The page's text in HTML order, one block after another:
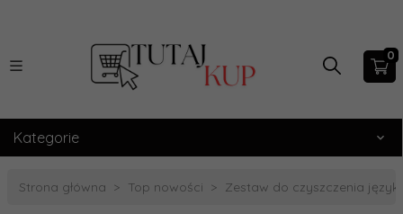
0
Kategorie
Strona główna Top nowości Zestaw do czyszczenia